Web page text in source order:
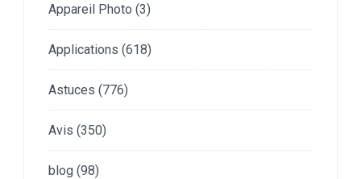
Appareil Photo (3)
Applications (618)
Astuces (776)
Avis (350)
blog (98)